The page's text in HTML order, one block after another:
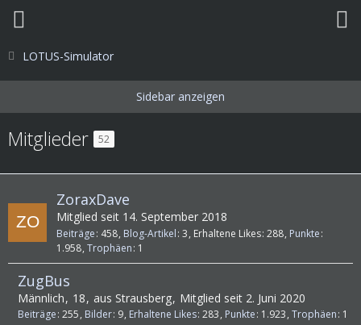
LOTUS-Simulator
Mitglieder 52
ZoraxDave
Mitglied seit 14. September 2018
Beiträge 458 Blog-Artikel 3 Erhaltene Likes 288 Punkte
1.958 Trophäen 1
ZugBus
Männlich 18 aus Strausberg Mitglied seit 2. Juni 2020
Beiträge 255 Bilder 9 Erhaltene Likes 283 Punkte 1.923 Trophäen 1